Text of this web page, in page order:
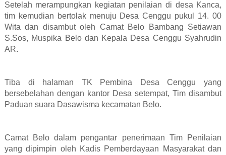
Setelah merampungkan kegiatan penilaian di desa Kanca,
tim kemudian bertolak menuju Desa Cenggu pukul 14. 00
Wita dan disambut oleh Camat Belo Bambang Setiawan
S.Sos, Muspika Belo dan Kepala Desa Cenggu Syahrudin
AR.
Tiba di halaman TK Pembina Desa Cenggu yang
bersebelahan dengan kantor Desa setempat, Tim disambut
Paduan suara Dasawisma kecamatan Belo.
Camat Belo dalam pengantar penerimaan Tim Penilaian
yang dipimpin oleh Kadis Pemberdayaan Masyarakat dan